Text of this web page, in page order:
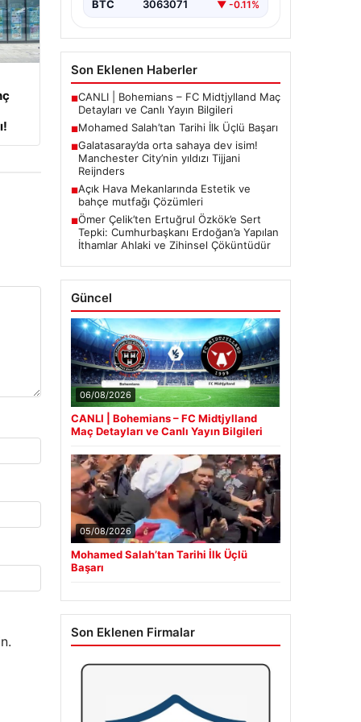
BTC 3063071 ▼ -0.11%
Son Eklenen Haberler
■CANLI | Bohemians – FC Midtjylland Maç
Detayları ve Canlı Yayın Bilgileri
■Mohamed Salah’tan Tarihi İlk Üçlü Başarı
■Galatasaray’da orta sahaya dev isim!
Manchester City’nin yıldızı Tijjani
Reijnders
■Açık Hava Mekanlarında Estetik ve
bahçe mutfağı Çözümleri
■Ömer Çelik’ten Ertuğrul Özkök’e Sert
Tepki: Cumhurbaşkanı Erdoğan’a Yapılan
İthamlar Ahlaki ve Zihinsel Çöküntüdür
Güncel
06/08/2026
CANLI | Bohemians – FC Midtjylland
Maç Detayları ve Canlı Yayın Bilgileri
05/08/2026
Mohamed Salah’tan Tarihi İlk Üçlü
Başarı
Son Eklenen Firmalar